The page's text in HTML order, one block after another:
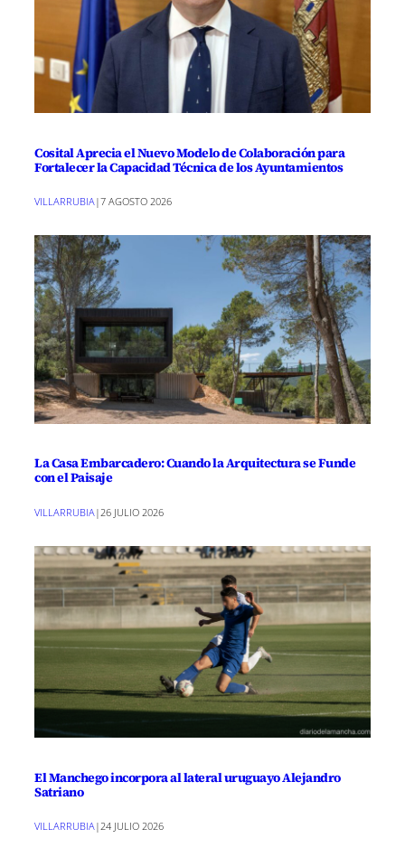
Cosital Aprecia el Nuevo Modelo de Colaboración para
Fortalecer la Capacidad Técnica de los Ayuntamientos
VILLARRUBIA|7 AGOSTO 2026
La Casa Embarcadero: Cuando la Arquitectura se Funde
con el Paisaje
VILLARRUBIA|26 JULIO 2026
El Manchego incorpora al lateral uruguayo Alejandro
Satriano
VILLARRUBIA|24 JULIO 2026